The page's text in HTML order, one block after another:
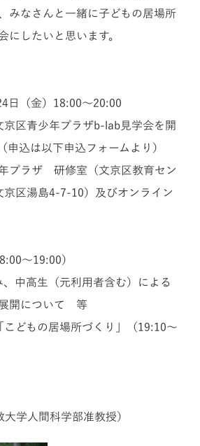
みなさんと一緒に子どもの居場所
にしたいと思います。
日（金）18:00～20:00
区青少年プラザb-lab見学会を開
申込は以下申込フォームより）
プラザ 研修室（文京区教育セン
区湯島4-7-10）及びオンライン
～19:00）
中高生（元利用者含む）による
開について 等
どもの居場所づくり」（19:10～
学人間科学部准教授）